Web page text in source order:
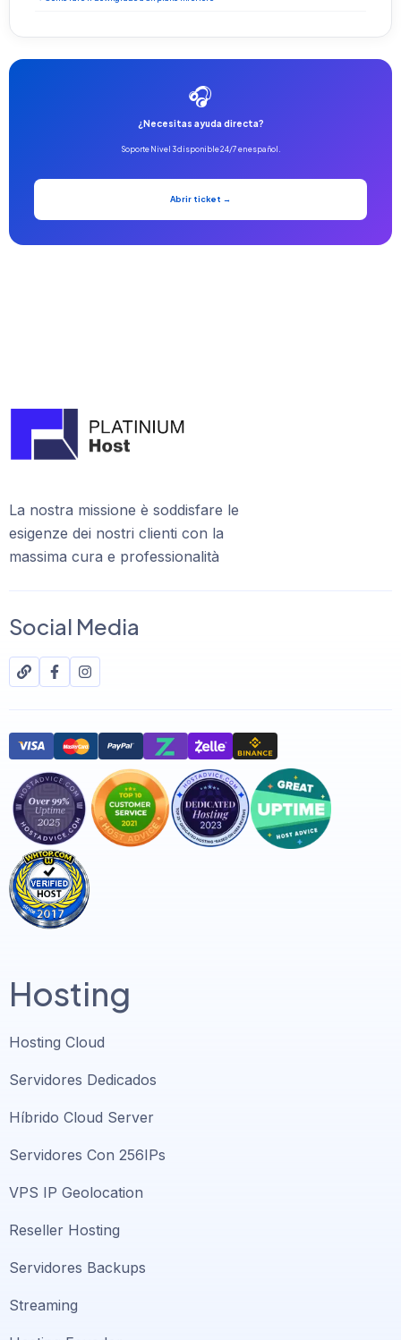
🎧
¿Necesitas ayuda directa?
Soporte Nivel 3 disponible 24/7 en español.
Abrir ticket →
La nostra missione è soddisfare le
esigenze dei nostri clienti con la
massima cura e professionalità
Social Media
Hosting
Hosting Cloud
Servidores Dedicados
Híbrido Cloud Server
Servidores Con 256IPs
VPS IP Geolocation
Reseller Hosting
Servidores Backups
Streaming